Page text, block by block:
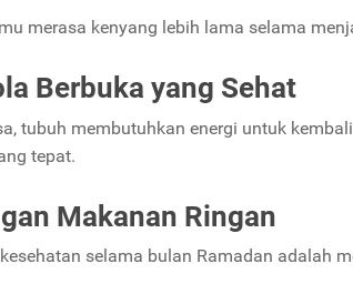
merasa kenyang lebih lama selama
Berbuka yang Sehat
tubuh membutuhkan energi untuk
tepat.
Makanan Ringan
selama bulan Ramadan adalah